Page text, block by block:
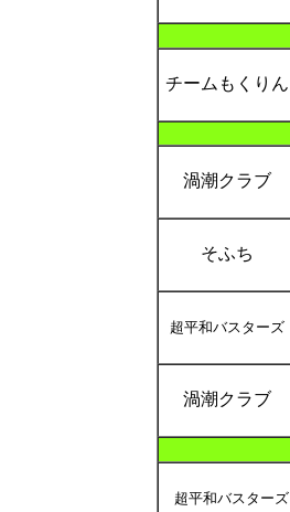
チームもくりん
渦潮クラブ
そふち
超平和バスターズ
渦潮クラブ
超平和バスターズ